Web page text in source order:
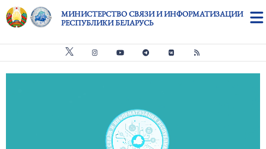
Перейти к основному содержанию
МИНИСТЕРСТВО СВЯЗИ И ИНФОРМАТИЗАЦИИ
РЕСПУБЛИКИ БЕЛАРУСЬ